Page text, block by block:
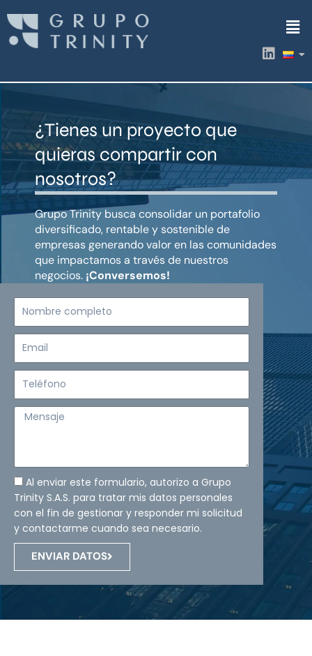
contenido
L
i
k
i
¿Tienes un proyecto que
quieras compartir con
nosotros?
Grupo Trinity busca consolidar un portafolio
diversificado, rentable y sostenible de
empresas generando valor en las comunidades
que impactamos a través de nuestros
negocios. ¡Conversemos!
Mensaje
Al enviar este formulario, autorizo a Grupo
Trinity S.A.S. para tratar mis datos personales
con el fin de gestionar y responder mi solicitud
y contactarme cuando sea necesario.
ENVIAR DATOS